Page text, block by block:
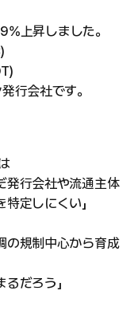
上昇しました。
行会社です。
発行会社や流通主体
定しにくい」
の規制中心から育成
だろう」